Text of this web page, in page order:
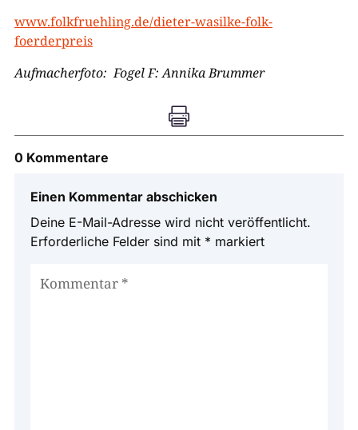
www.folkfruehling.de/dieter-wasilke-folk-
foerderpreis
Aufmacherfoto: Fogel F: Annika Brummer

0 Kommentare
Einen Kommentar abschicken
Deine E-Mail-Adresse wird nicht veröffentlicht.
Erforderliche Felder sind mit * markiert